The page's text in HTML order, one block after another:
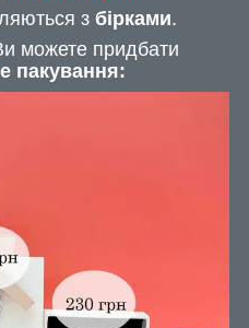
з бірками.
можете придбати
пакування: